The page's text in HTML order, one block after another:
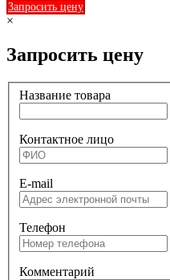
Запросить цену
×
Запросить цену
Название товара
Контактное лицо
E-mail
Телефон
Комментарий